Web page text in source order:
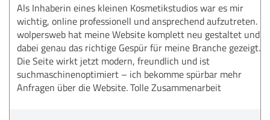
Als Inhaberin eines kleinen Kosmetikstudios war es mir
wichtig, online professionell und ansprechend aufzutreten.
wolpersweb hat meine Website komplett neu gestaltet und
dabei genau das richtige Gespür für meine Branche gezeigt.
Die Seite wirkt jetzt modern, freundlich und ist
suchmaschinenoptimiert – ich bekomme spürbar mehr
Anfragen über die Website. Tolle Zusammenarbeit